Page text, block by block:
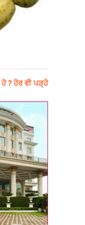
? ਹੋਰ ਵੀ ਪੜ੍ਹੋ